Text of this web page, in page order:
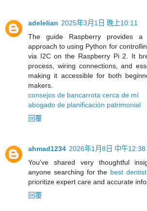
adelelian 2025年3月1日 晚上10:11
The guide Raspberry provides a
approach to using Python for
via I2C on the Raspberry Pi 2. It
process, wiring connections, and
making it accessible for both
makers.
consejos de bancarrota cerca de mí
abogado de planificación patrimonial
回覆
ahmad1234 2026年1月8日 中午12:38
You’ve shared very thoughtful
anyone searching for the best
prioritize expert care and accurate
回覆